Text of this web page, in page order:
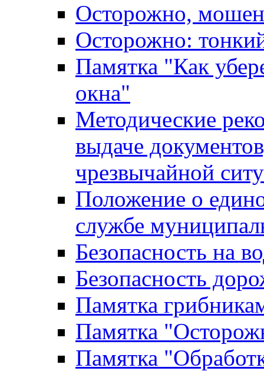
Осторожно,
Осторожно:
Памятка "Как
окна"
Методические
выдаче
чрезвычайной
Положение о
службе
Безопасность на
Безопасность
Памятка
Памятка
Памятка